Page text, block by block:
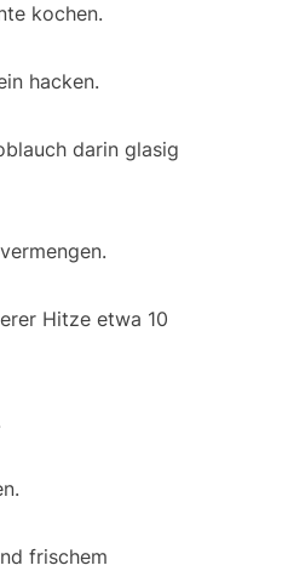
kochen.
hacken.
darin glasig
Hitze etwa 10
frischem